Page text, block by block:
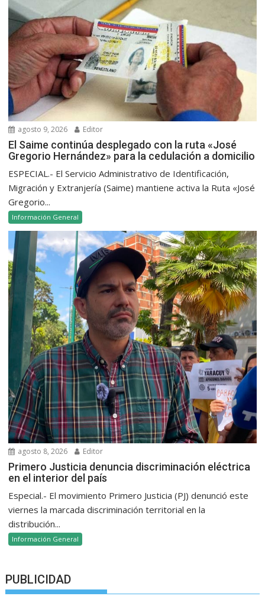
agosto 9, 2026 Editor
El Saime continúa desplegado con la ruta «José
Gregorio Hernández» para la cedulación a domicilio
ESPECIAL.- El Servicio Administrativo de Identificación,
Migración y Extranjería (Saime) mantiene activa la Ruta «José
Gregorio...
Información General
agosto 8, 2026 Editor
Primero Justicia denuncia discriminación eléctrica
en el interior del país
Especial.- El movimiento Primero Justicia (PJ) denunció este
viernes la marcada discriminación territorial en la
distribución...
Información General
PUBLICIDAD